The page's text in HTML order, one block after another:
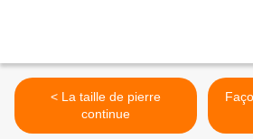
< La taille de pierre
continue